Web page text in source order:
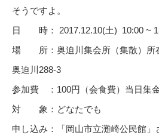
そうですよ。
日 時： 2017.12.10(土) 10:00 ~
場 所： 奥迫川集会所（集散）
奥迫川288-3
参加費 ： 100円（会食費）当日集
対 象： どなたでも
申し込み：「岡山市立灘崎公民館」